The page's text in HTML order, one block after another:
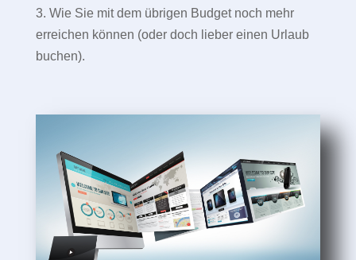
3. Wie Sie mit dem übrigen Budget noch mehr
erreichen können (oder doch lieber einen Urlaub
buchen).